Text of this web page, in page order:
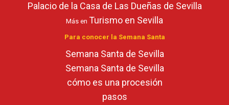
Palacio de la Casa de Las Dueñas de Sevilla
Más en Turismo en Sevilla
Para conocer la Semana Santa
Semana Santa de Sevilla
Semana Santa de Sevilla
cómo es una procesión
pasos